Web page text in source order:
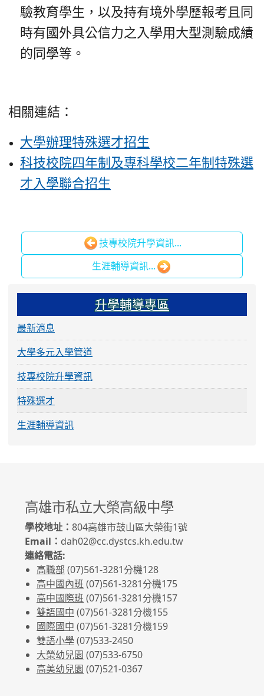
驗教育學生，以及持有境外學歷報考且同
時有國外具公信力之入學用大型測驗成績
的同學等。
相關連結：
大學辦理特殊選才招生
科技校院四年制及專科學校二年制特殊選
才入學聯合招生
技專校院升學資訊...
生涯輔導資訊...
升學輔導專區
最新消息
大學多元入學管道
技專校院升學資訊
特殊選才
生涯輔導資訊
高雄市私立大榮高級中學
學校地址： 804高雄市鼓山區大榮街1號
Email： dah02@cc.dystcs.kh.edu.tw
連絡電話:
高職部 (07)561-3281分機128
高中國內班 (07)561-3281分機175
高中國際班 (07)561-3281分機157
雙語國中 (07)561-3281分機155
國際國中 (07)561-3281分機159
雙語小學(07)533-2450
大榮幼兒園 (07)533-6750
高美幼兒園 (07)521-0367